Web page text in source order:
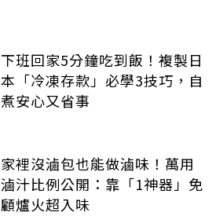
下班回家5分鐘吃到飯！複製日
本「冷凍存款」必學3技巧，自
煮安心又省事
家裡沒滷包也能做滷味！萬用
滷汁比例公開：靠「1神器」免
顧爐火超入味